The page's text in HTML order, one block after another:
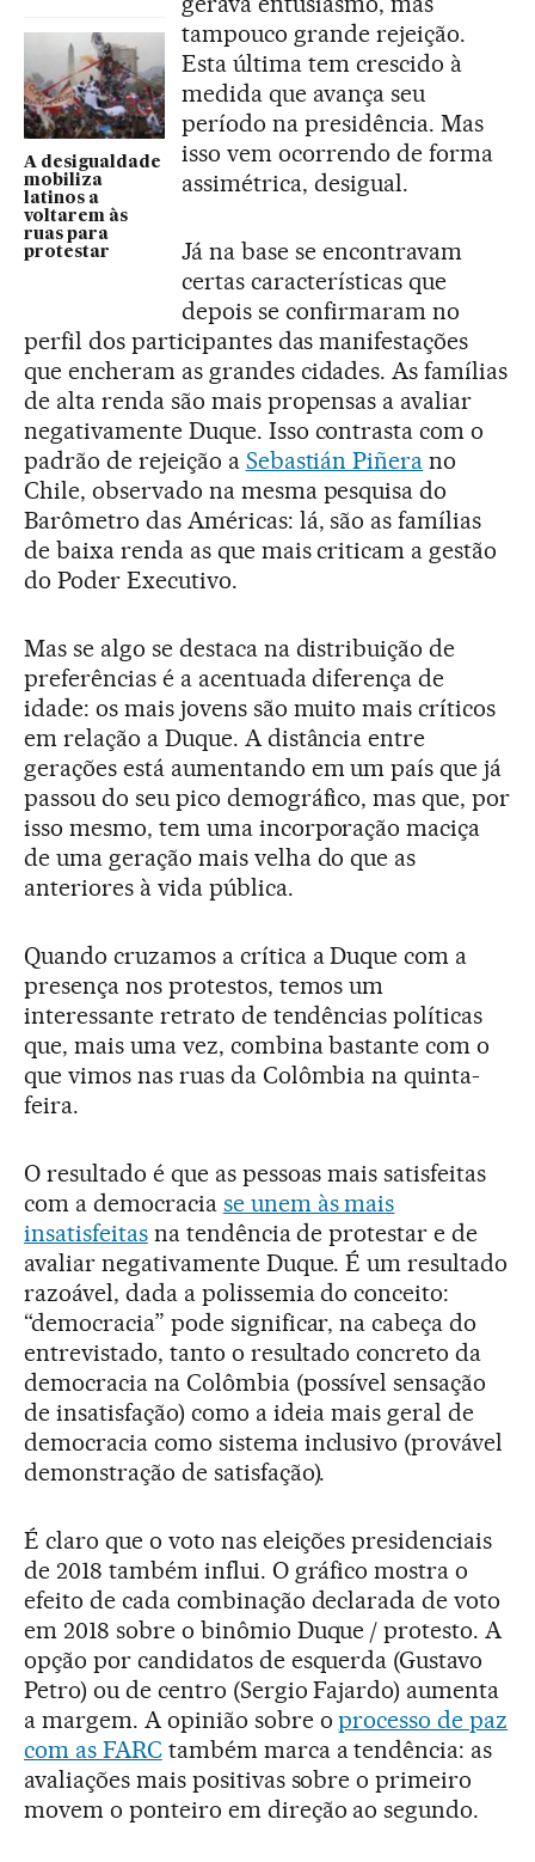
A desigualdade
mobiliza
latinos a
voltarem às
ruas para
protestar
tampouco grande rejeição.
Esta última tem crescido à
medida que avança seu
período na presidência. Mas
isso vem ocorrendo de forma
assimétrica, desigual.
Já na base se encontravam
certas características que
depois se confirmaram no
perfil dos participantes das manifestações
que encheram as grandes cidades. As famílias
de alta renda são mais propensas a avaliar
negativamente Duque. Isso contrasta com o
padrão de rejeição a Sebastián Piñera no
Chile, observado na mesma pesquisa do
Barômetro das Américas: lá, são as famílias
de baixa renda as que mais criticam a gestão
do Poder Executivo.
Mas se algo se destaca na distribuição de
preferências é a acentuada diferença de
idade: os mais jovens são muito mais críticos
em relação a Duque. A distância entre
gerações está aumentando em um país que já
passou do seu pico demográfico, mas que, por
isso mesmo, tem uma incorporação maciça
de uma geração mais velha do que as
anteriores à vida pública.
Quando cruzamos a crítica a Duque com a
presença nos protestos, temos um
interessante retrato de tendências políticas
que, mais uma vez, combina bastante com o
que vimos nas ruas da Colômbia na quinta-
feira.
O resultado é que as pessoas mais satisfeitas
com a democracia se unem às mais
insatisfeitasna tendência de protestar e de
avaliar negativamente Duque. É um resultado
razoável, dada a polissemia do conceito:
“democracia” pode significar, na cabeça do
entrevistado, tanto o resultado concreto da
democracia na Colômbia (possível sensação
de insatisfação) como a ideia mais geral de
democracia como sistema inclusivo (provável
demonstração de satisfação).
É claro que o voto nas eleições presidenciais
de 2018 também influi. O gráfico mostra o
efeito de cada combinação declarada de voto
em 2018 sobre o binômio Duque / protesto. A
opção por candidatos de esquerda (Gustavo
Petro) ou de centro (Sergio Fajardo) aumenta
a margem. A opinião sobre oprocesso de paz
com as FARCtambém marca a tendência: as
avaliações mais positivas sobre o primeiro
movem o ponteiro em direção ao segundo.